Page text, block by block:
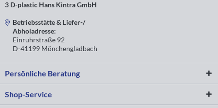
3 D-plastic Hans Kintra GmbH
Betriebsstätte & Liefer-/
Abholadresse:
Einruhrstraße 92
D-41199 Mönchengladbach
Persönliche Beratung
Shop-Service